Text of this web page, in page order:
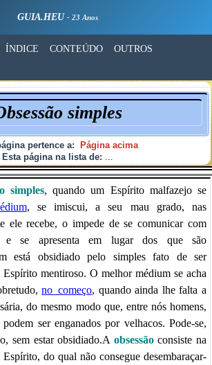
GUIA.HEU - 23 Anos
ÍNDICE CONTEÚDO OUTROS
simples
pertence a:
Página acima
Esta página na lista de: ...
simples, quando um Espírito malfazejo se
, se imiscui, a seu mau grado, nas
ele recebe, o impede de se comunicar com
e se apresenta em lugar dos que são
está obsidiado pelo simples fato de ser
mentiroso. O melhor médium se acha
no_começo, quando ainda lhe falta a
do mesmo modo que, entre nós homens,
ser enganados por velhacos. Pode-se,
sem estar obsidiado.A obsessãoconsiste na
do qual não consegue desembaraçar-